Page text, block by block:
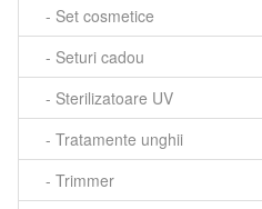
- Set cosmetice
- Seturi cadou
- Sterilizatoare UV
- Tratamente unghii
- Trimmer